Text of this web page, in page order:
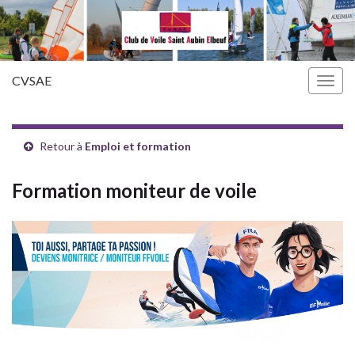
CVSAE
Retour à Emploi et formation
Formation moniteur de voile